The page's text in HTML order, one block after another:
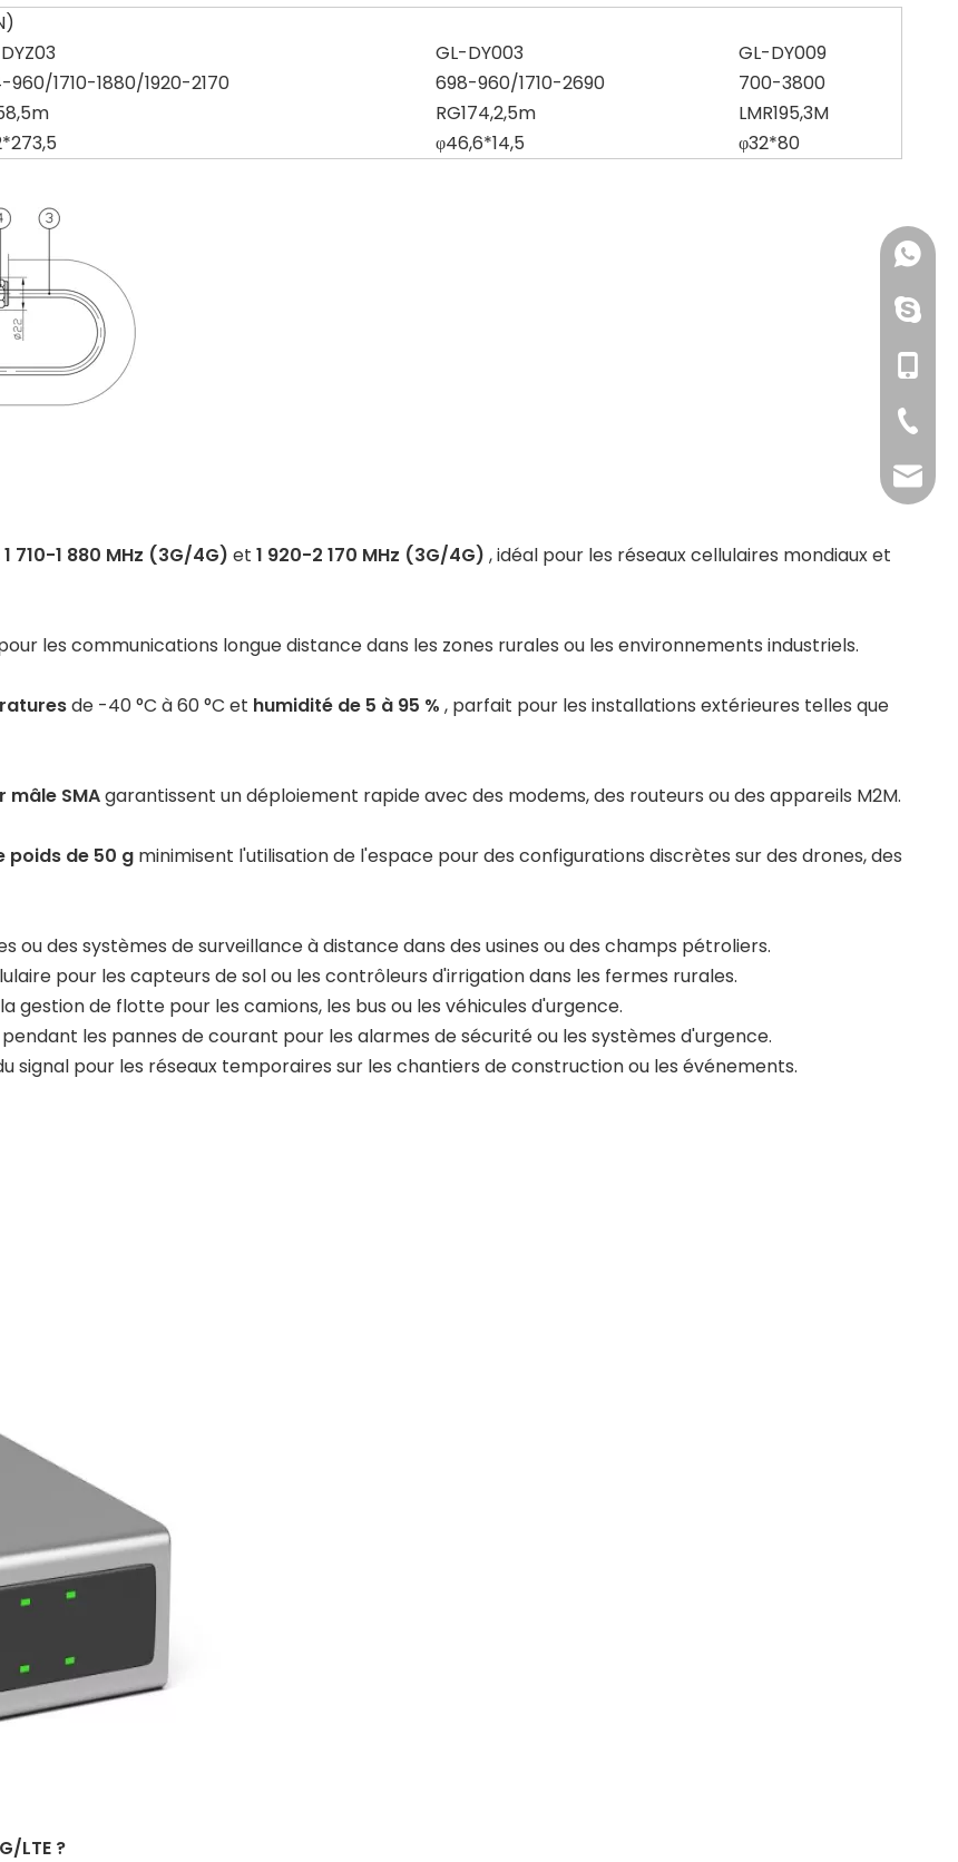
GL-DY003
GL-DY009
960/1710-1880/1920-2170 698-960/1710-2690
700-3800
RG174,2,5m
LMR195,3M
φ46,6*14,5 φ32*80
1 710-1 880 MHz (3G/4G) et 1 920-2 170 MHz (3G/4G) , idéal pour les réseaux cellulaires mondiaux et
les communications longue distance dans les zones rurales ou les environnements industriels.
de -40 °C à 60 °C et humidité de 5 à 95 % , parfait pour les installations extérieures telles que
mâle SMAgarantissent un déploiement rapide avec des modems, des routeurs ou des appareils M2M.
poids de 50 g minimisent l'utilisation de l'espace pour des configurations discrètes sur des drones, des
ou des systèmes de surveillance à distance dans des usines ou des champs pétroliers.
pour les capteurs de sol ou les contrôleurs d'irrigation dans les fermes rurales.
gestion de flotte pour les camions, les bus ou les véhicules d'urgence.
les pannes de courant pour les alarmes de sécurité ou les systèmes d'urgence.
signal pour les réseaux temporaires sur les chantiers de construction ou les événements.
LTE ?
+86-
+86-
+86-